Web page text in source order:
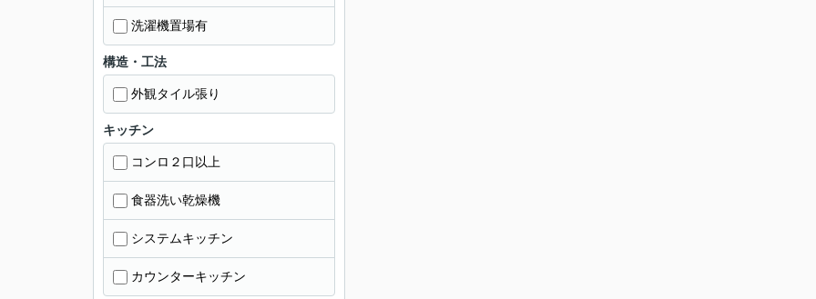
洗濯機置場有
構造・工法
外観タイル張り
キッチン
コンロ２口以上
食器洗い乾燥機
システムキッチン
カウンターキッチン